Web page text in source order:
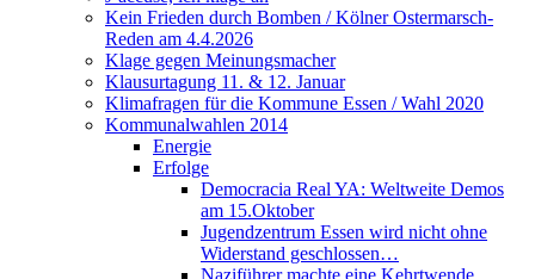
Kein Frieden durch Bomben / Kölner Ostermarsch-
Reden am 4.4.2026
Klage gegen Meinungsmacher
Klausurtagung 11. & 12. Januar
Klimafragen für die Kommune Essen / Wahl 2020
Kommunalwahlen 2014
Energie
Erfolge
Democracia Real YA: Weltweite Demos
am 15.Oktober
Jugendzentrum Essen wird nicht ohne
Widerstand geschlossen…
Naziführer machte eine Kehrtwende